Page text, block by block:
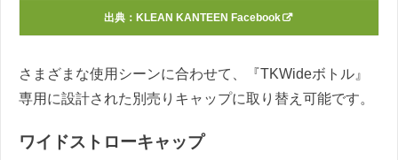
出典： KLEAN KANTEEN Facebook
さまざまな使用シーンに合わせて、『TKWideボトル』
専用に設計された別売りキャップに取り替え可能です。
ワイドストローキャップ